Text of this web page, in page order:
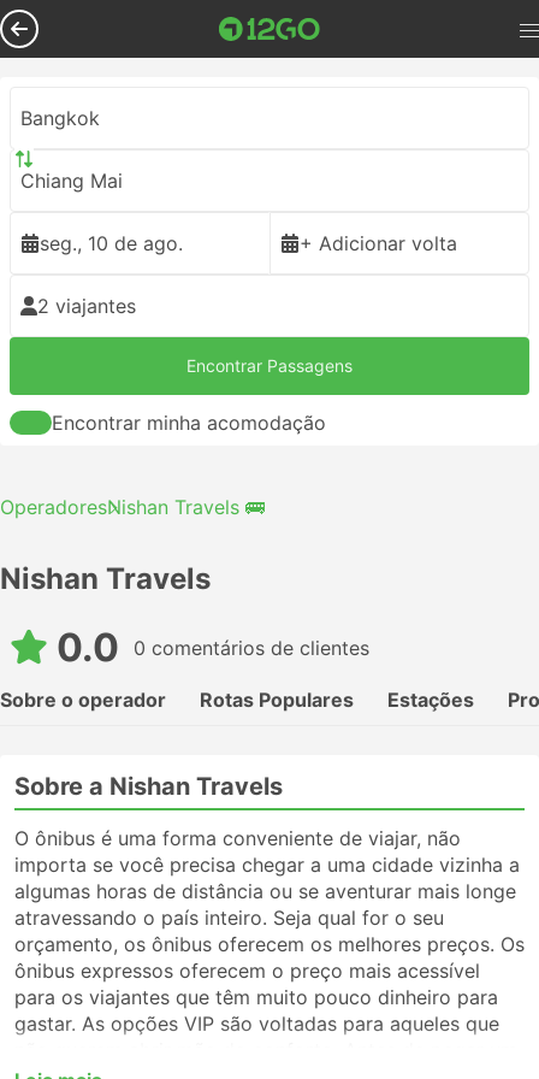
Bangkok
Chiang Mai
seg., 10 de ago. + Adicionar volta
2 viajantes
Encontrar Passagens
Encontrar minha acomodação
OperadoresNishan Travels 🚌
Nishan Travels
0.0 0 comentários de clientes
Sobre o operador Rotas Populares Estações
Sobre a Nishan Travels
O ônibus é uma forma conveniente de viajar, não
importa se você precisa chegar a uma cidade vizinha a
algumas horas de distância ou se aventurar mais longe
atravessando o país inteiro. Seja qual for o seu
orçamento, os ônibus oferecem os melhores preços. Os
ônibus expressos oferecem o preço mais acessível
para os viajantes que têm muito pouco dinheiro para
gastar. As opções VIP são voltadas para aqueles que